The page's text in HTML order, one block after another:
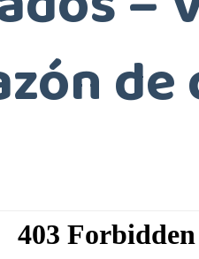
de